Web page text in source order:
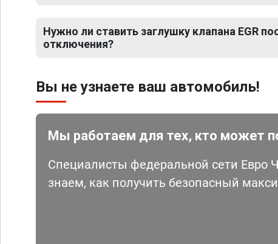
Нужно ли ставить заглушку клапана EGR
отключения?
Вы не узнаете ваш автомобиль!
Мы работаем для тех, кто может
Специалисты федеральной сети Евро
знаем, как получить безопасный